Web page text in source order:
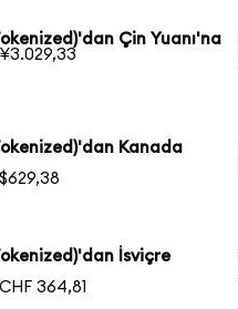
Çin Yuanı'na
Kanada
İsviçre
364,81